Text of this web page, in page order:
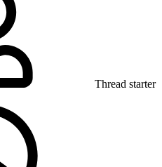
Thread starter